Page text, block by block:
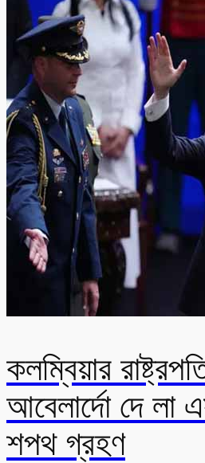
কলম্বিয়ার
আবেলার্দো দে লা
শপথ গ্রহণ